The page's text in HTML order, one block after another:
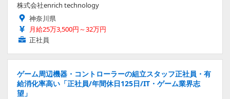
株式会社enrich technology
神奈川県
月給25万3,500円～32万円
正社員
ゲーム周辺機器・コントローラーの組立スタッフ正社員・有
給消化率高い「正社員/年間休日125日/IT・ゲーム業界志
望」